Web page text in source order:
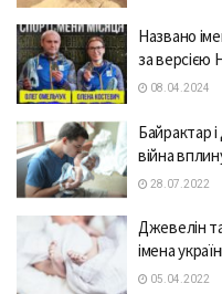
Названо
за версією
08.04.2024
Байрактар
війна
28.07.2022
Джевелін
імена
05.04.2022